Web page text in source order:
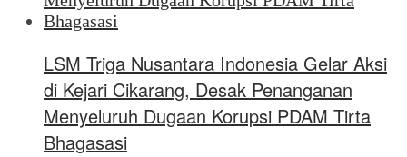
LSM Triga Nusantara Indonesia Gelar Aksi
di Kejari Cikarang, Desak Penanganan
Menyeluruh Dugaan Korupsi PDAM Tirta
Bhagasasi